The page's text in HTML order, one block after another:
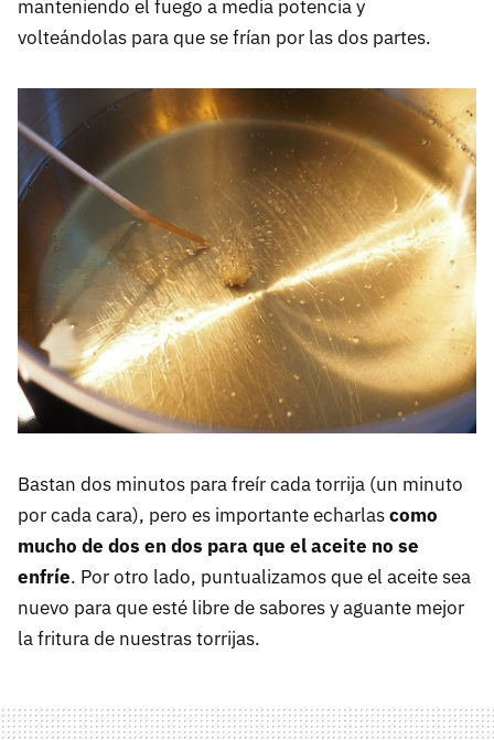
manteniendo el fuego a media potencia y
volteándolas para que se frían por las dos partes.
Bastan dos minutos para freír cada torrija (un minuto
por cada cara), pero es importante echarlascomo
mucho de dos en dos para que el aceite no se
enfríe. Por otro lado, puntualizamos que el aceite sea
nuevo para que esté libre de sabores y aguante mejor
la fritura de nuestras torrijas.